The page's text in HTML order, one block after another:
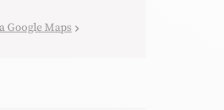
Google Maps